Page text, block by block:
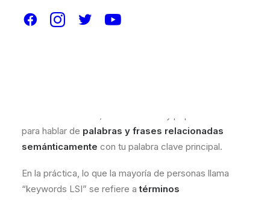
para hablar de palabras y frases relacionadas
semánticamente con tu palabra clave principal.
En la práctica, lo que la mayoría de personas llama
“keywords LSI” se refiere atérminos